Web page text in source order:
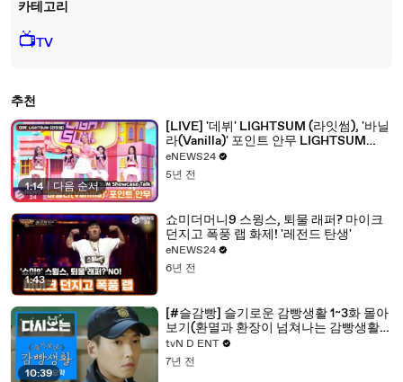
카테고리
📺TV
추천
1:14 | 다음 순서
[LIVE] '데뷔' LIGHTSUM (라잇썸), '바닐
라(Vanilla)' 포인트 안무 LIGHTSUM
Showcase Talk
eNEWS24
5년 전
1:43
쇼미더머니9 스윙스, 퇴물 래퍼? 마이크
던지고 폭풍 랩 화제! '레전드 탄생'
eNEWS24
6년 전
10:39
[#슬감빵] 슬기로운 감빵생활 1~3화 몰아
보기(환멸과 환장이 넘쳐나는 감빵생활의
시작) | #다시보는슬기로운감빵생활 |
#Diggle
tvN D ENT
7년 전